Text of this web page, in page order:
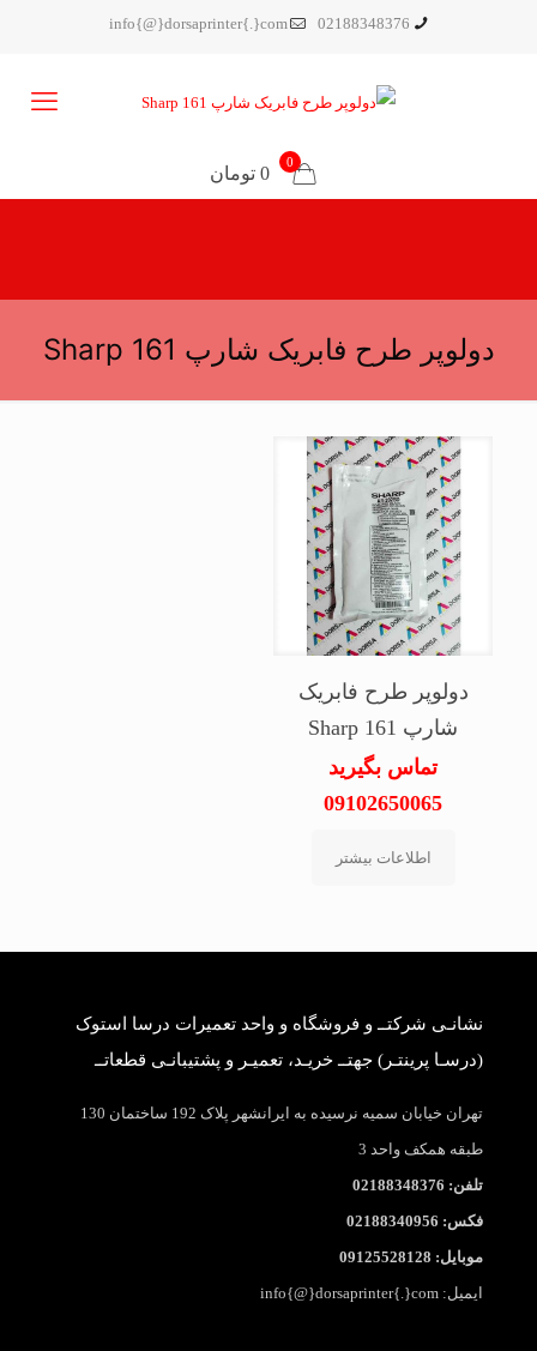
02188348376
info{@}dorsaprinter{.}com
0
0 تومان
دولوپر طرح فابریک شارپ Sharp 161
دولوپر طرح فابریک
شارپ Sharp 161
تماس بگیرید
09102650065
اطلاعات بیشتر
نشانـی شرکتــ و فروشگاه و واحد تعمیرات درسا استوک
(درسـا پرینتـر) جهتــ خریـد، تعمیـر و پشتیبانـی قطعاتــ
تهران خیابان سمیه نرسیده به ایرانشهر پلاک 192 ساختمان 130
طبقه همکف واحد 3
تلفن: 02188348376
فکس: 02188340956
موبایل: 09125528128
ایمیل: info{@}dorsaprinter{.}com